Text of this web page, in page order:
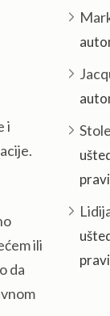
i
ili
da
Stole